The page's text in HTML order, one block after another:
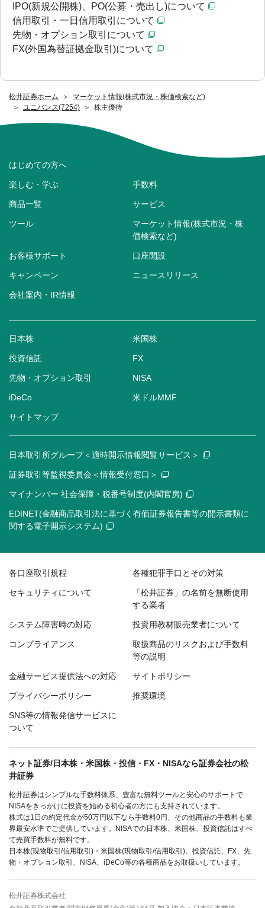
松井証券ホーム
マーケット情報(株式市況・株価検索など)
ユニバンス(7254)
株主優待
IPO(新規公開株)、PO(公募・売出し)について
信用取引・一日信用取引について
先物・オプション取引について
FX(外国為替証拠金取引)について
はじめての方へ
楽しむ・学ぶ 手数料
商品一覧 サービス
ツール
マーケット情報(株式市況・株
価検索など)
お客様サポート 口座開設
キャンペーン ニュースリリース
会社案内・IR情報
日本株 米国株
投資信託 FX
先物・オプション取引 NISA
iDeCo 米ドルMMF
サイトマップ
日本取引所グループ＜適時開示情報閲覧サービス＞
証券取引等監視委員会＜情報受付窓口＞
マイナンバー 社会保障・税番号制度(内閣官房)
EDINET(金融商品取引法に基づく有価証券報告書等の開示書類に
関する電子開示システム)
各口座取引規程 各種犯罪手口とその対策
セキュリティについて
「松井証券」の名前を無断使用
する業者
システム障害時の対応 投資用教材販売業者について
コンプライアンス
取扱商品のリスクおよび手数料
等の説明
金融サービス提供法への対応 サイトポリシー
プライバシーポリシー 推奨環境
SNS等の情報発信サービスに
ついて
ネット証券/日本株・米国株・投信・FX・NISAなら証券会社の松
井証券
松井証券はシンプルな手数料体系、豊富な無料ツールと安心のサポートで
NISAをきっかけに投資を始める初心者の方にも支持されています。
株式は1日の約定代金が50万円以下なら手数料0円、その他商品の手数料も業
界最安水準でご提供しています。NISAでの日本株、米国株、投資信託はすべ
て売買手数料が無料です。
日本株(現物取引/信用取引)・米国株(現物取引/信用取引)、投資信託、FX、先
物・オプション取引、NISA、iDeCo等の各種商品をお取扱いしています。
松井証券株式会社